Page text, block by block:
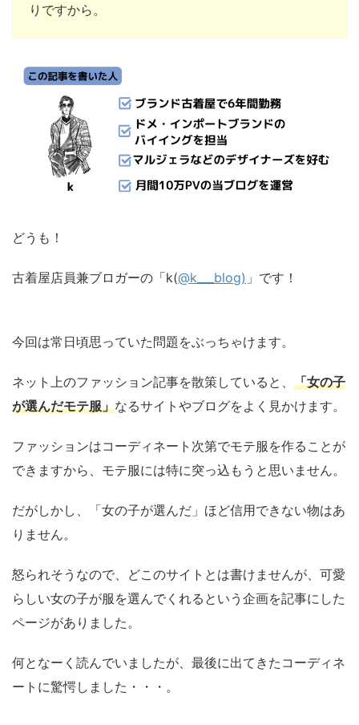
りですから。
どうも！
古着屋店員兼ブロガーの「k(@k___blog) 」です！
今回は常日頃思っていた問題をぶっちゃけます。
ネット上のファッション記事を散策していると、 「女の子
が選んだモテ服」なるサイトやブログをよく見かけます。
ファッションはコーディネート次第でモテ服を作ることが
できますから、モテ服には特に突っ込もうと思いません。
だがしかし、「女の子が選んだ」ほど信用できない物はあ
りません。
怒られそうなので、どこのサイトとは書けませんが、可愛
らしい女の子が服を選んでくれるという企画を記事にした
ページがありました。
何となーく読んでいましたが、最後に出てきたコーディネ
ートに驚愕しました・・・。